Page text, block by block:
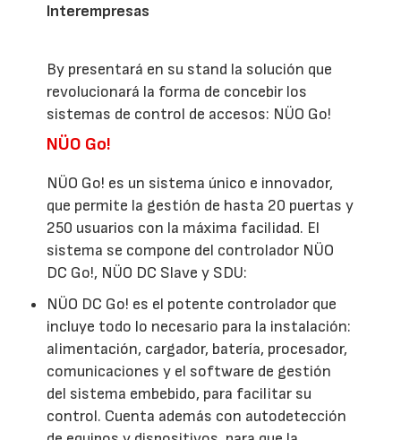
Interempresas
By presentará en su stand la solución que
revolucionará la forma de concebir los
sistemas de control de accesos: NÜO Go!
NÜO Go!
NÜO Go! es un sistema único e innovador,
que permite la gestión de hasta 20 puertas y
250 usuarios con la máxima facilidad. El
sistema se compone del controlador NÜO
DC Go!, NÜO DC Slave y SDU:
NÜO DC Go! es el potente controlador que
incluye todo lo necesario para la instalación:
alimentación, cargador, batería, procesador,
comunicaciones y el software de gestión
del sistema embebido, para facilitar su
control. Cuenta además con autodetección